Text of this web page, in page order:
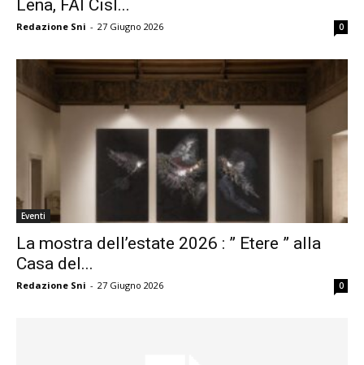
Lena, FAI Cisl...
Redazione Sni - 27 Giugno 2026 0
Eventi
La mostra dell’estate 2026 : ” Etere ” alla
Casa del...
Redazione Sni - 27 Giugno 2026 0